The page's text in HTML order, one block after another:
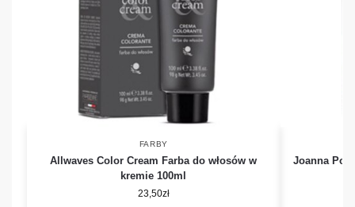
FARBY
Allwaves Color Cream Farba do włosów w
kremie 100ml
23,50zł
Joanna